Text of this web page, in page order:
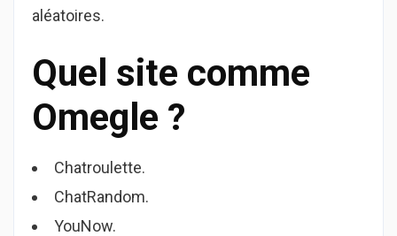
aléatoires.
Quel site comme
Omegle ?
Chatroulette.
ChatRandom.
YouNow.